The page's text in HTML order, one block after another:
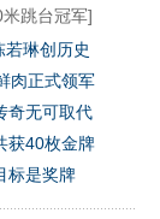
跳台冠军]
琳创历史
肉正式领军
奇无可取代
获40枚金牌
标是奖牌